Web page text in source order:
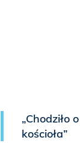
„Chodziło
kościoła”